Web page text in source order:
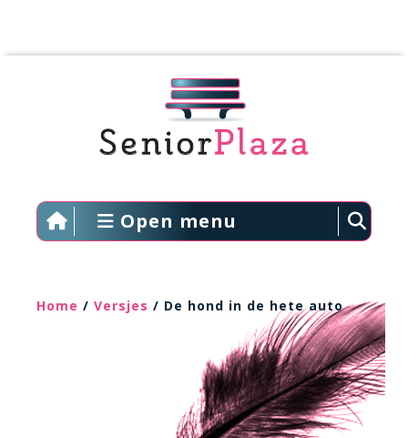
Open menu
Home / Versjes / De hond in de hete auto